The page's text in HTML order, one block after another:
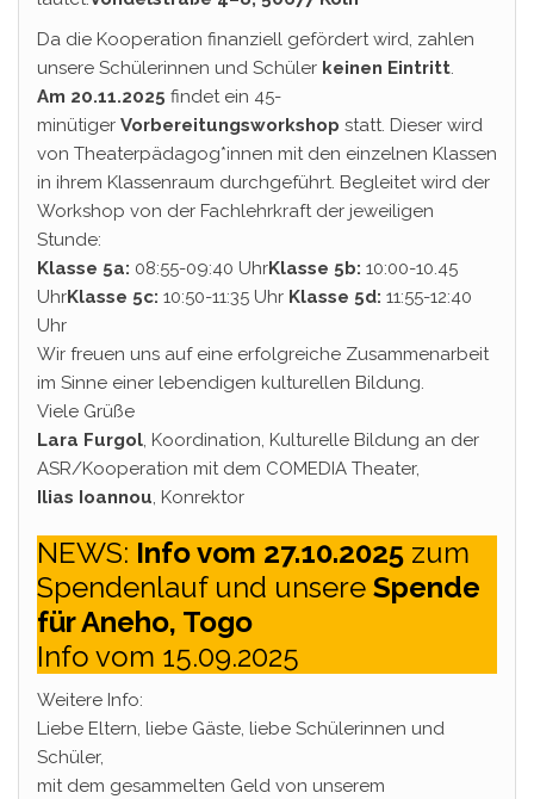
Da die Kooperation finanziell gefördert wird, zahlen
unsere Schülerinnen und Schüler keinen Eintritt.
Am 20.11.2025 findet ein 45-
minütiger Vorbereitungsworkshop statt. Dieser wird
von Theaterpädagog*innen mit den einzelnen Klassen
in ihrem Klassenraum durchgeführt. Begleitet wird der
Workshop von der Fachlehrkraft der jeweiligen
Stunde:
Klasse 5a: 08:55-09:40 UhrKlasse 5b: 10:00-10.45
UhrKlasse 5c: 10:50-11:35 Uhr Klasse 5d: 11:55-12:40
Uhr
Wir freuen uns auf eine erfolgreiche Zusammenarbeit
im Sinne einer lebendigen kulturellen Bildung.
Viele Grüße
Lara Furgol, Koordination, Kulturelle Bildung an der
ASR/Kooperation mit dem COMEDIA Theater,
Ilias Ioannou, Konrektor
NEWS: Info vom 27.10.2025 zum
Spendenlauf und unsere Spende
für Aneho, Togo
Info vom 15.09.2025
Weitere Info:
Liebe Eltern, liebe Gäste, liebe Schülerinnen und
Schüler,
mit dem gesammelten Geld von unserem